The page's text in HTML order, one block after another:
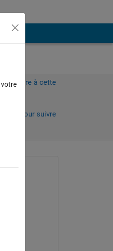
répondre à cette
vous pour suivre
votre